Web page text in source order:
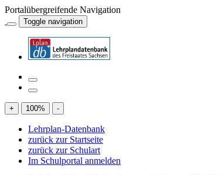
Portalübergreifende Navigation
Toggle navigation
+ 100% -
Lehrplan-Datenbank
zurück zur Startseite
zurück zur Schulart
Im Schulportal anmelden